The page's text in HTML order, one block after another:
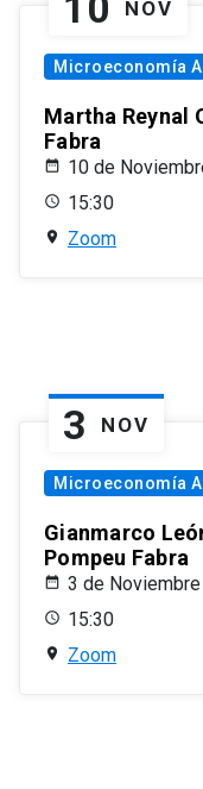
NOV
Microeconomía
Martha Reynal
Fabra
10 de
15:30
Zoom
3 NOV
Microeconomía
Gianmarco
Pompeu Fabra
3 de
15:30
Zoom